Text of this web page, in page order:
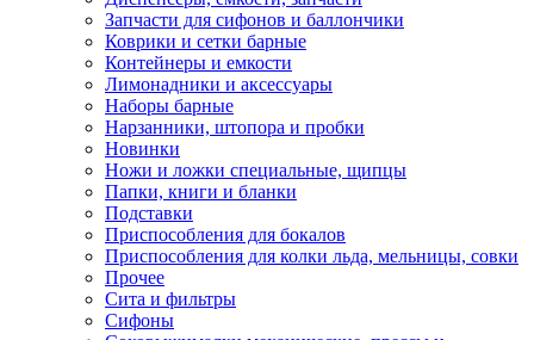
Запчасти для сифонов и баллончики
Коврики и сетки барные
Контейнеры и емкости
Лимонадники и аксессуары
Наборы барные
Нарзанники, штопора и пробки
Новинки
Ножи и ложки специальные, щипцы
Папки, книги и бланки
Подставки
Приспособления для бокалов
Приспособления для колки льда, мельницы, совки
Прочее
Сита и фильтры
Сифоны